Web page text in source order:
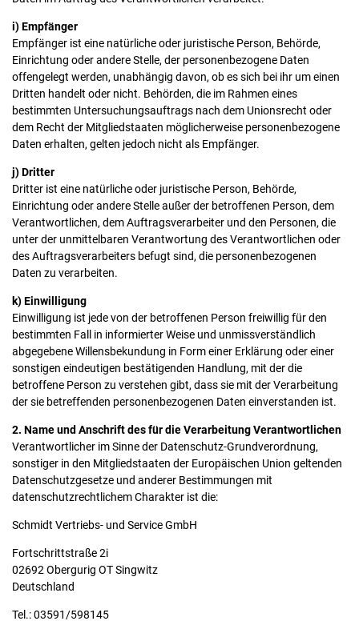
i) Empfänger
Empfänger ist eine natürliche oder juristische Person, Behörde,
Einrichtung oder andere Stelle, der personenbezogene Daten
offengelegt werden, unabhängig davon, ob es sich bei ihr um einen
Dritten handelt oder nicht. Behörden, die im Rahmen eines
bestimmten Untersuchungsauftrags nach dem Unionsrecht oder
dem Recht der Mitgliedstaaten möglicherweise personenbezogene
Daten erhalten, gelten jedoch nicht als Empfänger.
j) Dritter
Dritter ist eine natürliche oder juristische Person, Behörde,
Einrichtung oder andere Stelle außer der betroffenen Person, dem
Verantwortlichen, dem Auftragsverarbeiter und den Personen, die
unter der unmittelbaren Verantwortung des Verantwortlichen oder
des Auftragsverarbeiters befugt sind, die personenbezogenen
Daten zu verarbeiten.
k) Einwilligung
Einwilligung ist jede von der betroffenen Person freiwillig für den
bestimmten Fall in informierter Weise und unmissverständlich
abgegebene Willensbekundung in Form einer Erklärung oder einer
sonstigen eindeutigen bestätigenden Handlung, mit der die
betroffene Person zu verstehen gibt, dass sie mit der Verarbeitung
der sie betreffenden personenbezogenen Daten einverstanden ist.
2. Name und Anschrift des für die Verarbeitung Verantwortlichen
Verantwortlicher im Sinne der Datenschutz-Grundverordnung,
sonstiger in den Mitgliedstaaten der Europäischen Union geltenden
Datenschutzgesetze und anderer Bestimmungen mit
datenschutzrechtlichem Charakter ist die:
Schmidt Vertriebs- und Service GmbH
Fortschrittstraße 2i
02692 Obergurig OT Singwitz
Deutschland
Tel.: 03591/598145